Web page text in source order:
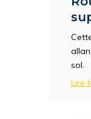
sol.
Lire